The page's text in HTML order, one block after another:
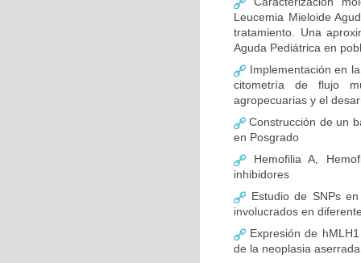
Leucemia Mieloide
tratamiento. Una
Aguda Pediátrica en
Implementación en
citometría de flujo
agropecuarias y el
Construcción de un
en Posgrado
Hemofilia A,
inhibidores
Estudio de SNPs
involucrados en
Expresión de
de la neoplasia